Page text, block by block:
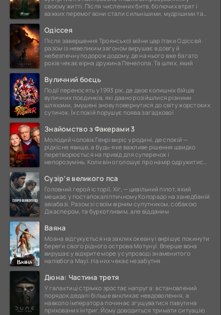
своєму житті. Після численних битв, болючих втрат і
важких перемог вони стали сильнішими, мудрішими та
Одіссея
Після завершення Троянської війни цар Ітаки Одіссей
разом із невеликим загоном вирушає в довгу й
небезпечну подорож додому, де на нього вже багато
років чекає вірна дружина Пенелопа. Та шлях, який
Вуличний боєць
Події переносять у 1993 рік, де двоє колишніх бійців
вуличних поєдинків, які давно розійшлися різними
шляхами, змушені знову повернутися до світу жорстоких
сутичок. Їх спокій порушує поява загадкової
Знайомство з Факерами 3
Молодий чоловік Генрі виріс у родині, де спокій —
рідкісне явище, а будь-яке важливе рішення швидко
перетворюється на привід для суперечок і
непорозумінь. Коли він оголошує про намір одружитися,
Сузір’я великого пса
Головний герой історії, Хіг, — цивільний пілот, який
мешкає у постапокаліптичному Колорадо на занедбаній
авіабазі. Разом зі своїм вірним супутником, собакою
Джаспером, та буркотливим, але відданим
Ваяна
Моана відгукується на заклик океану і вирішує покинути
береги свого рідного острова Мотунуї. Вперше вона
вирушає у відкрите море у супроводі знаменитого
напівбога Мауї. На них чекає незабутня
Дюна: Частина третя
У галактиці стрімко зростає напруга: встановлений
порядок дедалі більше викликає невдоволення, а
навколо імператора починає згущуватися павутина
прихованих інтриг. Йому доводиться тримати ситуацію